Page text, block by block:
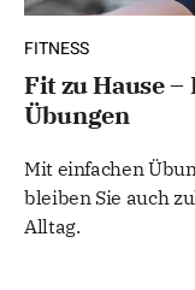
FITNESS
Fit zu Hause
Übungen
Mit einfachen
bleiben Sie auch
Alltag.